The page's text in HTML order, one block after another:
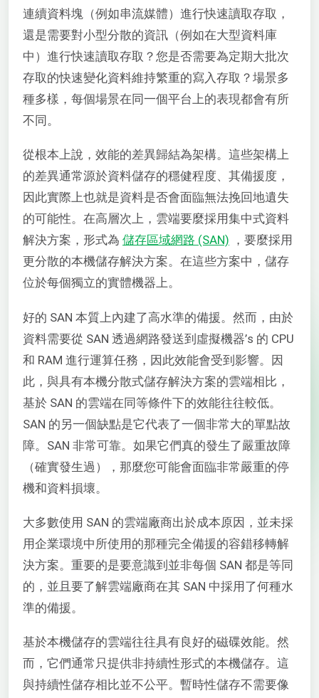
連續資料塊（例如串流媒體）進行快速讀取存取，
還是需要對小型分散的資訊（例如在大型資料庫
中）進行快速讀取存取？您是否需要為定期大批次
存取的快速變化資料維持繁重的寫入存取？場景多
種多樣，每個場景在同一個平台上的表現都會有所
不同。
從根本上說，效能的差異歸結為架構。這些架構上
的差異通常源於資料儲存的穩健程度、其備援度，
因此實際上也就是資料是否會面臨無法挽回地遺失
的可能性。在高層次上，雲端要麼採用集中式資料
解決方案，形式為 儲存區域網路 (SAN) ，要麼採用
更分散的本機儲存解決方案。在這些方案中，儲存
位於每個獨立的實體機器上。
好的 SAN 本質上內建了高水準的備援。然而，由於
資料需要從 SAN 透過網路發送到虛擬機器’s 的 CPU
和 RAM 進行運算任務，因此效能會受到影響。因
此，與具有本機分散式儲存解決方案的雲端相比，
基於 SAN 的雲端在同等條件下的效能往往較低。
SAN 的另一個缺點是它代表了一個非常大的單點故
障。SAN 非常可靠。如果它們真的發生了嚴重故障
（確實發生過），那麼您可能會面臨非常嚴重的停
機和資料損壞。
大多數使用 SAN 的雲端廠商出於成本原因，並未採
用企業環境中所使用的那種完全備援的容錯移轉解
決方案。重要的是要意識到並非每個 SAN 都是等同
的，並且要了解雲端廠商在其 SAN 中採用了何種水
準的備援。
基於本機儲存的雲端往往具有良好的磁碟效能。然
而，它們通常只提供非持續性形式的本機儲存。這
與持續性儲存相比並不公平。暫時性儲存不需要像